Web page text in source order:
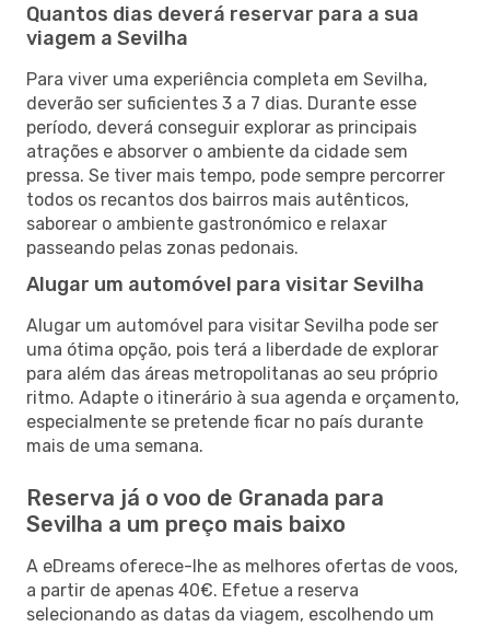
Quantos dias deverá reservar para a sua
viagem a Sevilha
Para viver uma experiência completa em Sevilha,
deverão ser suficientes 3 a 7 dias. Durante esse
período, deverá conseguir explorar as principais
atrações e absorver o ambiente da cidade sem
pressa. Se tiver mais tempo, pode sempre percorrer
todos os recantos dos bairros mais autênticos,
saborear o ambiente gastronómico e relaxar
passeando pelas zonas pedonais.
Alugar um automóvel para visitar Sevilha
Alugar um automóvel para visitar Sevilha pode ser
uma ótima opção, pois terá a liberdade de explorar
para além das áreas metropolitanas ao seu próprio
ritmo. Adapte o itinerário à sua agenda e orçamento,
especialmente se pretende ficar no país durante
mais de uma semana.
Reserva já o voo de Granada para
Sevilha a um preço mais baixo
A eDreams oferece-lhe as melhores ofertas de voos,
a partir de apenas 40€. Efetue a reserva
selecionando as datas da viagem, escolhendo um